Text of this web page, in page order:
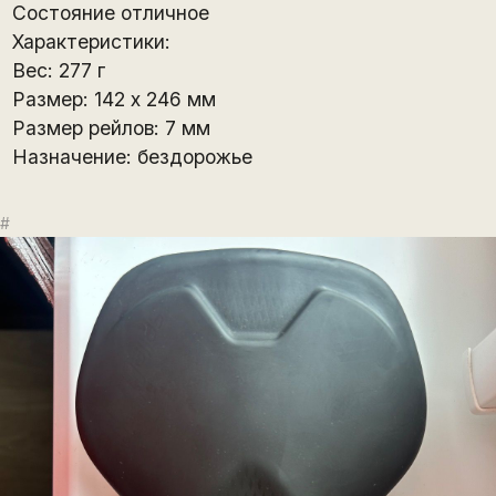
Состояние отличное
Характеристики:
Вес: 277 г
Размер: 142 x 246 мм
Размер рейлов: 7 мм
Назначение: бездорожье
#